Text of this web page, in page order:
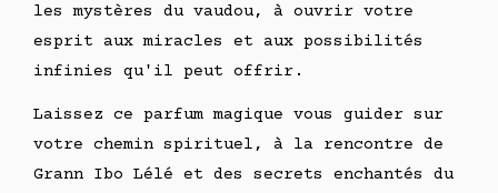
les mystères du vaudou, à ouvrir votre
esprit aux miracles et aux possibilités
infinies qu'il peut offrir.
Laissez ce parfum magique vous guider sur
votre chemin spirituel, à la rencontre de
Grann Ibo Lélé et des secrets enchantés du